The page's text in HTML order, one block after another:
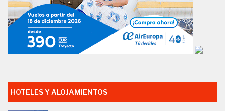
HOTELES Y ALOJAMIENTOS